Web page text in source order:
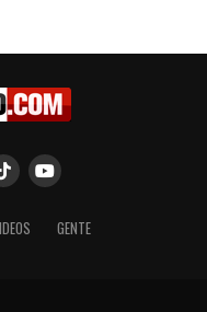
GENTE